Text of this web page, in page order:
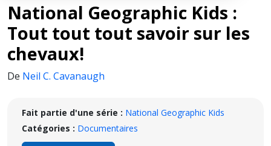
National Geographic Kids :
Tout tout tout savoir sur les
chevaux!
De Neil C. Cavanaugh
Fait partie d'une série : National Geographic Kids
Catégories : Documentaires